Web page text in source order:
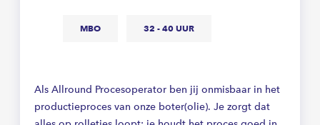
MBO 32 - 40 UUR
Als Allround Procesoperator ben jij onmisbaar in het
productieproces van onze boter(olie). Je zorgt dat